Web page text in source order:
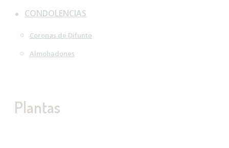
CONDOLENCIAS
Coronas de Difunto
Almohadones
Plantas